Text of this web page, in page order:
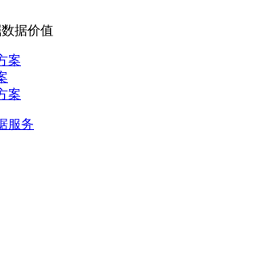
据价值
服务